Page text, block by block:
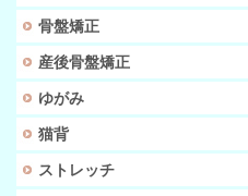
骨盤矯正
産後骨盤矯正
ゆがみ
猫背
ストレッチ